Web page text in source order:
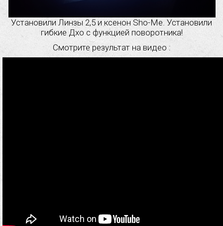
Установили Линзы 2,5 и ксенон Sho-Me. Установили
гибкие Дхо с функцией поворотника!
Смотрите результат на видео :